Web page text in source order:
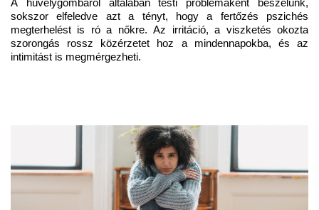
A hüvelygombáról általában testi problémaként beszélünk,
sokszor elfeledve azt a tényt, hogy a fertőzés pszichés
megterhelést is ró a nőkre. Az irritáció, a viszketés okozta
szorongás rossz közérzetet hoz a mindennapokba, és az
intimitást is megmérgezheti.